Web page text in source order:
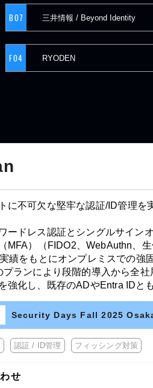
B07 三井情報 / Beyond Identity
F04 RYODEN
に不可欠な堅牢な認証/ID管理
ードレス認証とシングルサイン
MFA）（FIDO2、WebAuthn、
績をもとにオンプレミスでの強
プランにより段階的導入から全
強化し、既存のADやEntra IDと
Security Days Fall 2025
認証 / ID管理 フィッシング対策
せ